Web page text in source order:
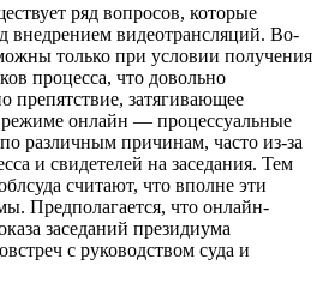
ряд вопросов, которые
внедрением видеотрансляций. Во-
только при условии получения
процесса, что довольно
препятствие, затягивающее
режиме онлайн — процессуальные
различным причинам, часто из-за
и свидетелей на заседания. Тем
считают, что вполне эти
Предполагается, что онлайн-
заседаний президиума
с руководством суда и